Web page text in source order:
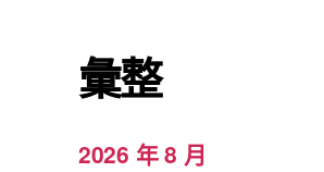
彙整
2026 年 8 月